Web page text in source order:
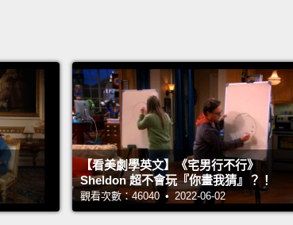
【看美劇學英文】《宅男行不行》
Sheldon 超不會玩『你畫我猜』？！
觀看次數：46040 • 2022-06-02